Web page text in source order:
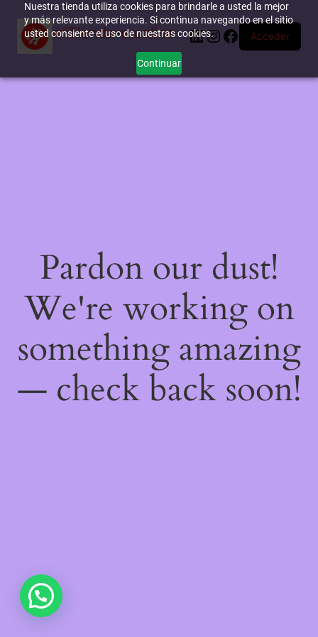
Nuestra tienda utiliza cookies para brindarle a usted la mejor
y más relevante experiencia. Si continua navegando en el sitio
usted consiente el uso de nuestras cookies.
Continuar
miTienda-e.online LinkedIn
Instagram
Facebook
Acceder
Pardon our dust!
We're working on
something amazing
— check back soon!